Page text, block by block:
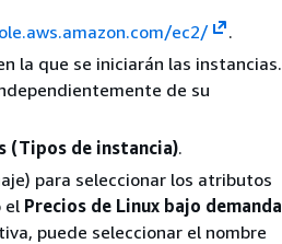
ec2/
.
la que se iniciarán las instancias.
de su
(Tipos de instancia).
para seleccionar los atributos
el Precios de Linux bajo demanda
puede seleccionar el nombre